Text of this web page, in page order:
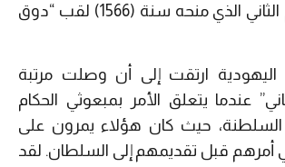
للسلطان سليم الثاني الذي منحه سنة (1566) لقب “دوق
ارتقت إلى أن وصلت مرتبة
عندما يتعلق الأمر بمبعوثي الحكام
السلطنة، حيث كان هؤلاء يمرون على
أمرهم قبل تقديمهم إلى السلطان. لقد